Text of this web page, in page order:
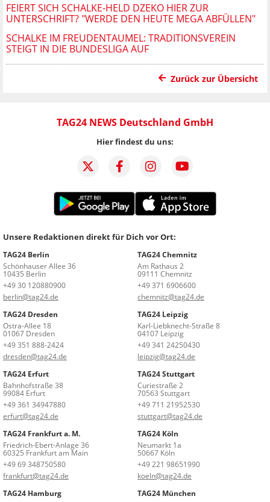
FEIERT SICH SCHALKE-HELD DZEKO HIER ZUR
UNTERSCHRIFT? "WERDE DEN HEUTE MEGA ABFÜLLEN"
SCHALKE IM FREUDENTAUMEL: TRADITIONSVEREIN
STEIGT IN DIE BUNDESLIGA AUF
Zurück zur Übersicht
TAG24 NEWS Deutschland GmbH
Hier findest du uns:
Unsere Redaktionen direkt für Dich vor Ort:
TAG24 Berlin
Schönhauser Allee 36
10435 Berlin
+49 30 120880900
berlin@tag24.de
TAG24 Chemnitz
Am Rathaus 2
09111 Chemnitz
+49 371 6906600
chemnitz@tag24.de
TAG24 Dresden
Ostra-Allee 18
01067 Dresden
+49 351 888-2424
dresden@tag24.de
TAG24 Leipzig
Karl-Liebknecht-Straße 8
04107 Leipzig
+49 341 24250430
leipzig@tag24.de
TAG24 Erfurt
Bahnhofstraße 38
99084 Erfurt
+49 361 34947880
erfurt@tag24.de
TAG24 Stuttgart
Curiestraße 2
70563 Stuttgart
+49 711 21952530
stuttgart@tag24.de
TAG24 Frankfurt a. M.
Friedrich-Ebert-Anlage 36
60325 Frankfurt am Main
+49 69 348750580
frankfurt@tag24.de
TAG24 Köln
Neumarkt 1a
50667 Köln
+49 221 98651990
koeln@tag24.de
TAG24 Hamburg
TAG24 München